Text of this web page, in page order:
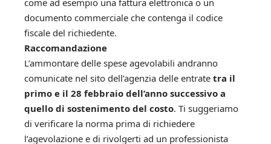
come ad esempio una fattura elettronica o un
documento commerciale che contenga il codice
fiscale del richiedente.
Raccomandazione
L’ammontare delle spese agevolabili andranno
comunicate nel sito dell’agenzia delle entrate tra il
primo e il 28 febbraio dell’anno successivo a
quello di sostenimento del costo. Ti suggeriamo
di verificare la norma prima di richiedere
l’agevolazione e di rivolgerti ad un professionista